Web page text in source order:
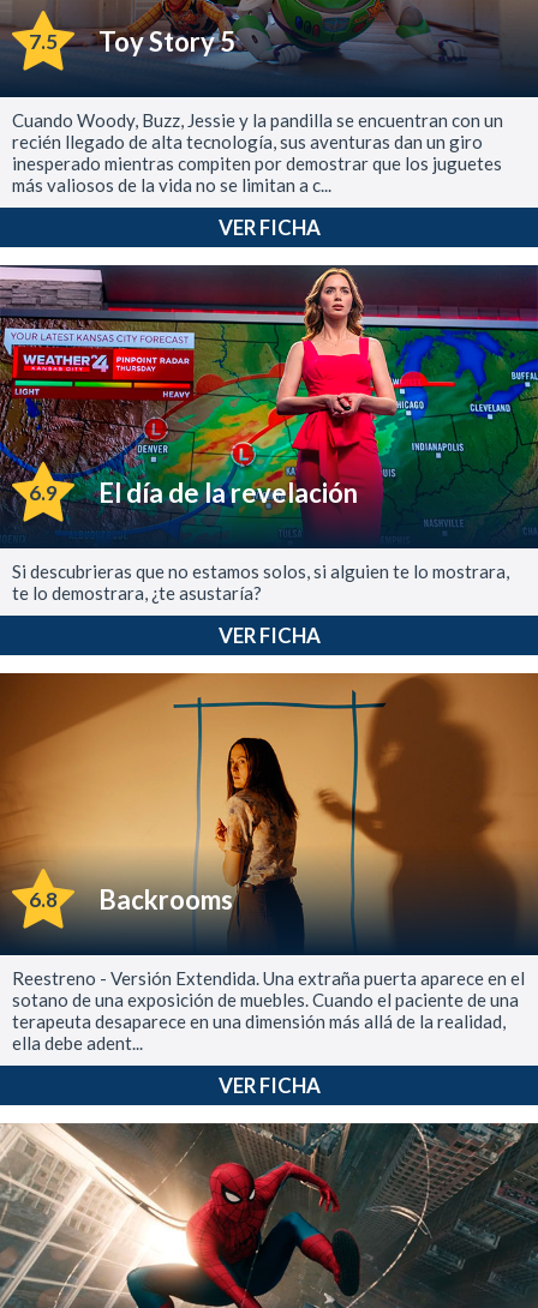
7.5 Toy Story 5
Cuando Woody, Buzz, Jessie y la pandilla se encuentran con un
recién llegado de alta tecnología, sus aventuras dan un giro
inesperado mientras compiten por demostrar que los juguetes
más valiosos de la vida no se limitan a c...
VER FICHA
6.9 El día de la revelación
Si descubrieras que no estamos solos, si alguien te lo mostrara,
te lo demostrara, ¿te asustaría?
VER FICHA
6.8 Backrooms
Reestreno - Versión Extendida. Una extraña puerta aparece en el
sotano de una exposición de muebles. Cuando el paciente de una
terapeuta desaparece en una dimensión más allá de la realidad,
ella debe adent...
VER FICHA